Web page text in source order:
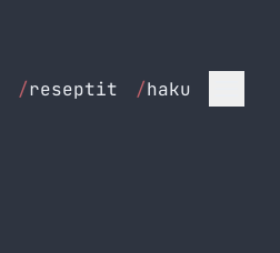
/reseptit /haku